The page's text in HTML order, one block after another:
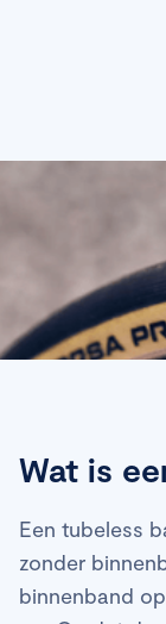
Wat is
Een tubeless
zonder
binnenband